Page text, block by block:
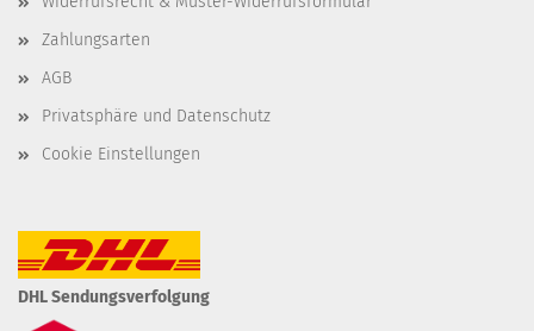
Zahlungsarten
AGB
Privatsphäre und Datenschutz
Cookie Einstellungen
DHL Sendungsverfolgung